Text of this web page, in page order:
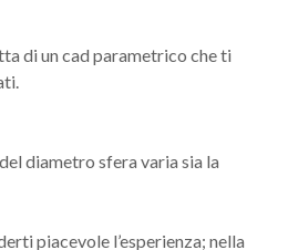
di un cad parametrico che ti
diametro sfera varia sia la
piacevole l’esperienza; nella